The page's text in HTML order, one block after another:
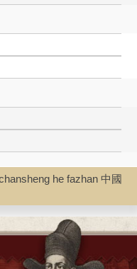
he fazhan 中國